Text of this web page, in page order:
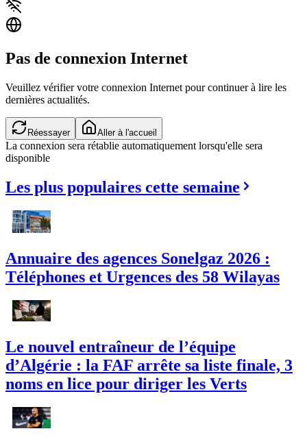
Pas de connexion Internet
Veuillez vérifier votre connexion Internet pour continuer à lire les
dernières actualités.
Réessayer Aller à l'accueil
La connexion sera rétablie automatiquement lorsqu'elle sera
disponible
Les plus populaires cette semaine
Annuaire des agences Sonelgaz 2026 :
Téléphones et Urgences des 58 Wilayas
Le nouvel entraîneur de l’équipe
d’Algérie : la FAF arrête sa liste finale, 3
noms en lice pour diriger les Verts